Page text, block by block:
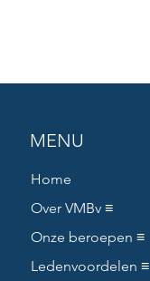
MENU
Home
Over VMBv ≡
Onze beroepen ≡
Ledenvoordelen ≡